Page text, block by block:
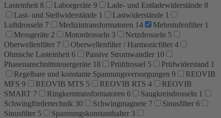
Lasteinheit 8 Laborgeräte 9 Lade- und Entladewiderstände 8
Last- und Stellwiderstände 1 Lastwiderstände 1
Luftdrosseln 7 Medizintransformatoren 14 Mehrstufenfilter 1
Messgeräte 2 Motordrosseln 3 Netzdrosseln 5
Oberwellenfilter 7 Oberwellenfilter / Harmonicfilter 4
Ohmsche Lasteinheit 6 Passive Stromwandler 10
Phasenanschnittsteuergeräte 18 Prüfdrossel 5 Prüfwiderstand 1
Regelbare und konstante Spannungsversorgungen 9
REOVIB
MFS 9 REOVIB MTS 5 REOVIB RTS 4
REOVIB
SMART 7 Ringkerntransformatoren 6 Saugkreisdrosseln 1
Schwingfördertechnik 30 Schwingmagnete 7 Sinusfilter 6
Sinusfilter 5 Spannungskonstanthalter 3